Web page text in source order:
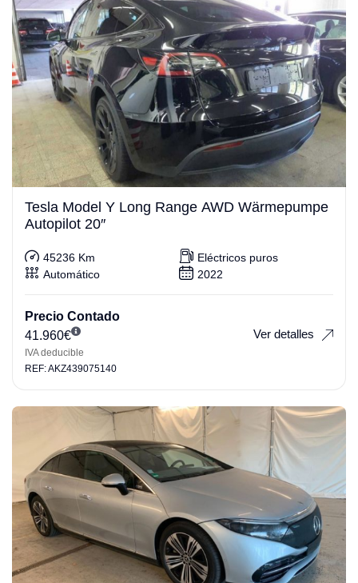
Tesla Model Y Long Range AWD Wärmepumpe
Autopilot 20″
45236 Km
Eléctricos puros
Automático
2022
Precio Contado
41.960€
IVA deducible
Ver detalles
REF: AKZ439075140